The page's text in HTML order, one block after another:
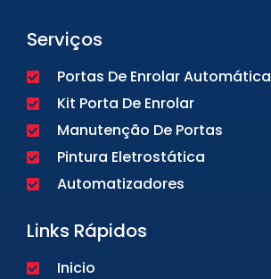
Serviços
Portas De Enrolar Automática
Kit Porta De Enrolar
Manutenção De Portas
Pintura Eletrostática
Automatizadores
Links Rápidos
Inicio